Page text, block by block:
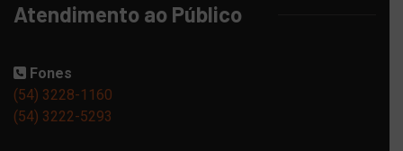
Atendimento ao Público
Fones
(54) 3228-1160
(54) 3222-5293